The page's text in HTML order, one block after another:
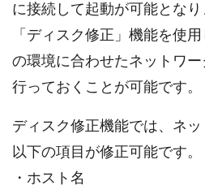
に接続して起動が可能とな
「ディスク修正」機能を使
の環境に合わせたネットワ
行っておくことが可能です。
ディスク修正機能では、ネ
以下の項目が修正可能です。
・ホスト名